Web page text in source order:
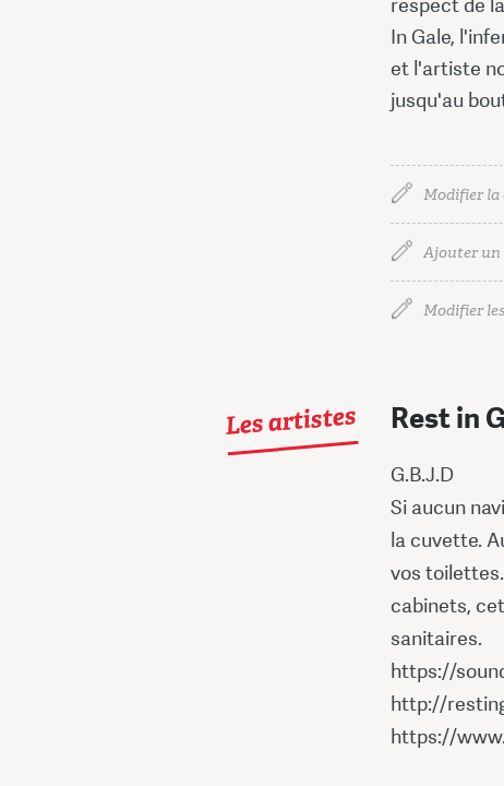
In Gale,
et l'artiste
jusqu'au
Modifier la
Ajouter
Modifier
Les artistes Rest in
G.B.J.D
Si aucun
la cuvette.
vos
cabinets,
sanitaires.
https://
http://
https://